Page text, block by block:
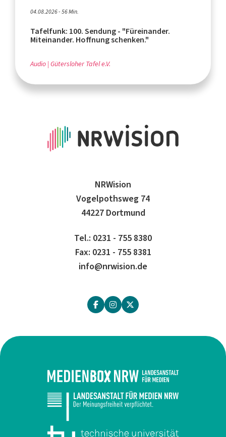
04.08.2026 - 56 Min.
Tafelfunk: 100. Sendung - "Füreinander.
Miteinander. Hoffnung schenken."
Audio Gütersloher Tafel e.V.
NRWision
Vogelpothsweg 74
44227 Dortmund
Tel.: 0231 - 755 8380
Fax: 0231 - 755 8381
info@nrwision.de